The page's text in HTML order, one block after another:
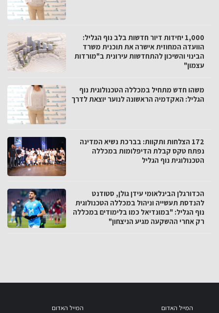
1,000 יחידות דיור חדשות בלב נוף הגליל:
הוועדה המחוזית אישרה את תוכנית משרד
הבינוי והשיכון להתחדשות עירונית ב"מורדות
עצמון"
משהו חדש מתחיל במכללה הטכנולוגית נוף
הגליל: האקדמיה הראשונה לנוער יוצאת לדרך
172 הצלחות ותקוות: בברכת נשיא המדינה
נפתח טקס קבלת הדיפלומות במכללה
הטכנולוגית נוף הגליל
הכדורגלן הבינלאומי עידן גולן, סטודנט
להנדסת תעשייה וניהול במכללה הטכנולוגית
נוף הגליל: "במונדיאל כמו בלימודים במכללה
רק אחרי ההשקעה מגיע הניצחון"
המייל האדום
המייל האדום